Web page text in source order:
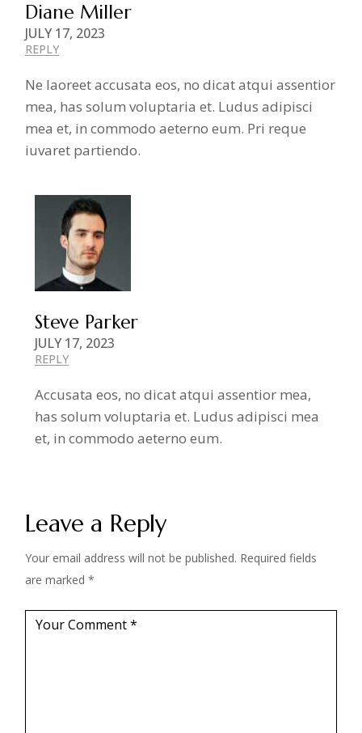
Diane Miller
JULY 17, 2023
REPLY
Ne laoreet accusata eos, no dicat atqui assentior
mea, has solum voluptaria et. Ludus adipisci
mea et, in commodo aeterno eum. Pri reque
iuvaret partiendo.
Steve Parker
JULY 17, 2023
REPLY
Accusata eos, no dicat atqui assentior mea,
has solum voluptaria et. Ludus adipisci mea
et, in commodo aeterno eum.
Leave a Reply
Your email address will not be published. Required fields
are marked*